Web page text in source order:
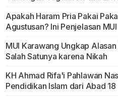
Apakah Haram Pria Pakai
Agustusan? Ini Penjelasan MUI
MUI Karawang Ungkap
Salah Satunya karena Nikah
KH Ahmad Rifa'i Pahlawan
Pendidikan Islam dari Abad 18